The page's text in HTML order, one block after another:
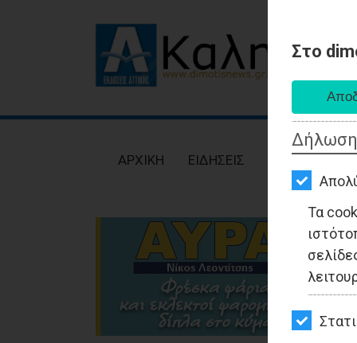
Στο
Τα
ΕΙΔΗΣΕΙΣ
ΑΘΛΗΤΙΣΜΟΣ
ΠΟΛΙΤΙΣΜΟΣ
AΡΧΙΚΗ ΕΙΔΗΣΕΙΣ